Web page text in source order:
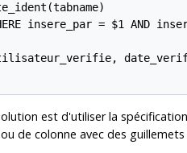
insere_par = $1 AND
est d'utiliser la
de colonne avec des